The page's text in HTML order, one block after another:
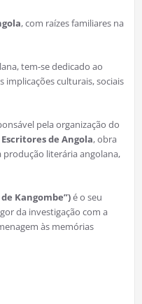
, com raízes familiares na
tem-se dedicado ao
implicações culturais, sociais
pela organização do
de Angola, obra
literária angolana,
Kangombe”)é o seu
da investigação com a
às memórias